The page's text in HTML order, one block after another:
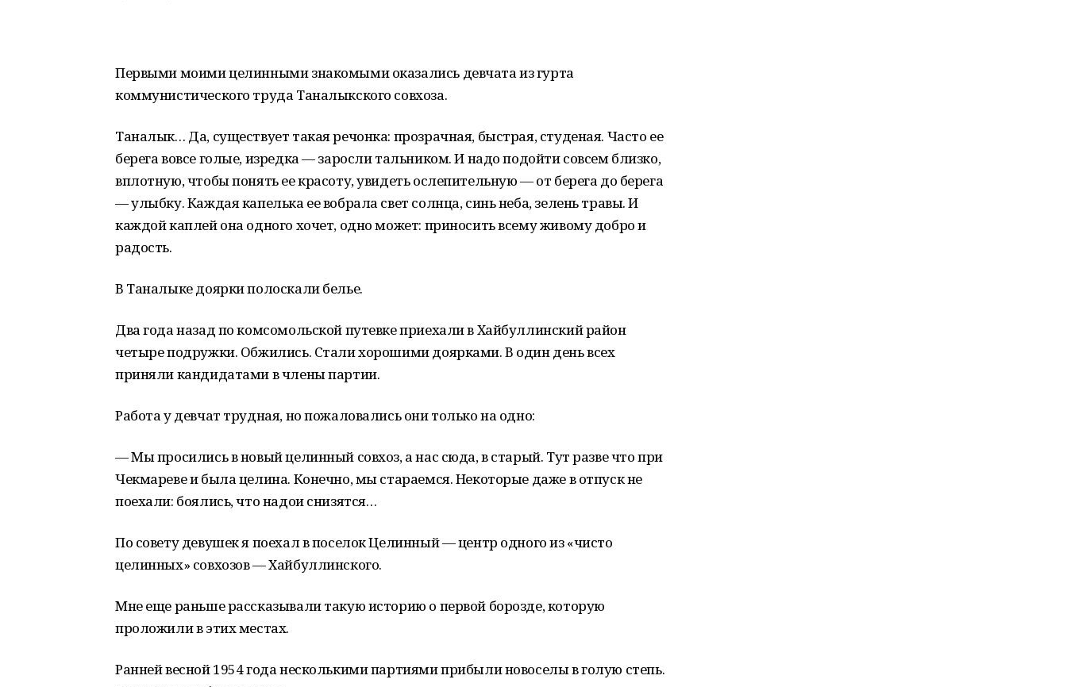
Первыми моими целинными знакомыми оказались девчата из гурта
коммунистического труда Таналыкского совхоза.
Таналык… Да, существует такая речонка: прозрачная, быстрая, студеная. Часто ее
берега вовсе голые, изредка — заросли тальником. И надо подойти совсем близко,
вплотную, чтобы понять ее красоту, увидеть ослепительную — от берега до берега
— улыбку. Каждая капелька ее вобрала свет солнца, синь неба, зелень травы. И
каждой каплей она одного хочет, одно может: приносить всему живому добро и
радость.
В Таналыке доярки полоскали белье.
Два года назад по комсомольской путевке приехали в Хайбуллинский район
четыре подружки. Обжились. Стали хорошими доярками. В один день всех
приняли кандидатами в члены партии.
Работа у девчат трудная, но пожаловались они только на одно:
— Мы просились в новый целинный совхоз, а нас сюда, в старый. Тут разве что при
Чекмареве и была целина. Конечно, мы стараемся. Некоторые даже в отпуск не
поехали: боялись, что надои снизятся…
По совету девушек я поехал в поселок Целинный — центр одного из «чисто
целинных» совхозов — Хайбуллинского.
Мне еще раньше рассказывали такую историю о первой борозде, которую
проложили в этих местах.
Ранней весной 1954 года несколькими партиями прибыли новоселы в голую степь.